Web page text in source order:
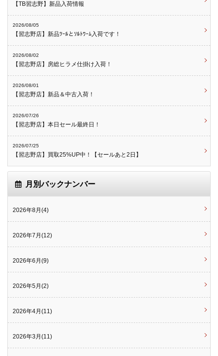
【TB習志野】新品入荷情報
2026/08/05
【習志野店】新品ﾂｰﾙとｿﾙﾄﾜｰﾑ入荷です！
2026/08/02
【習志野店】房総ヒラメ仕掛け入荷！
2026/08/01
【習志野店】新品＆中古入荷！
2026/07/26
【習志野店】本日セール最終日！
2026/07/25
【習志野店】買取25%UP中！【セールあと2日】
月別バックナンバー
2026年8月(4)
2026年7月(12)
2026年6月(9)
2026年5月(2)
2026年4月(11)
2026年3月(11)